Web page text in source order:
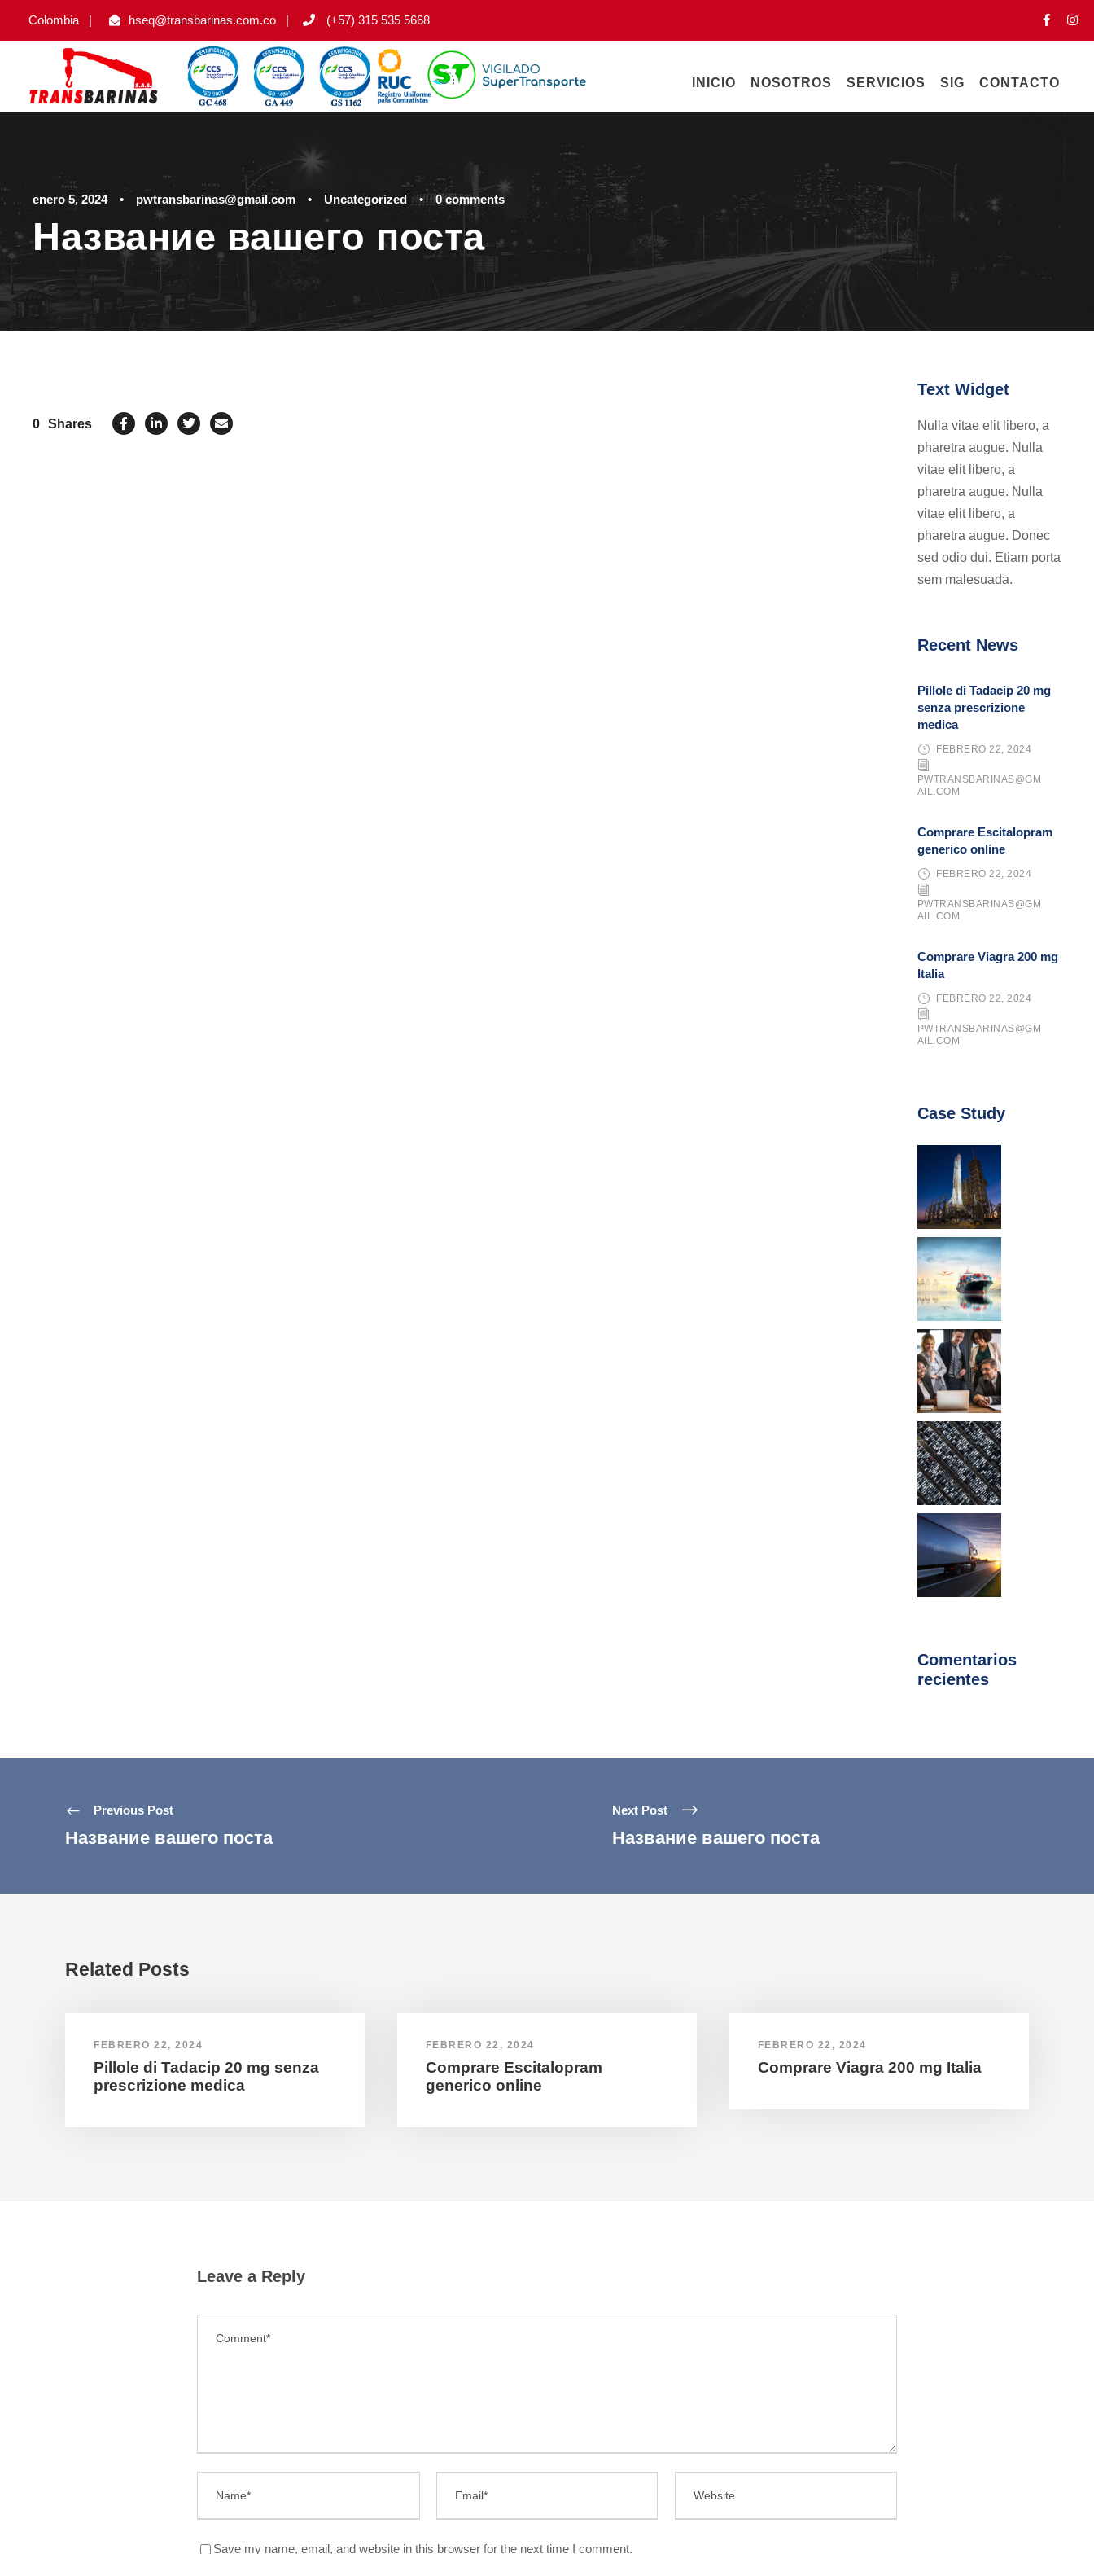
Colombia | hseq@transbarinas.com.co | (+57) 315 535 5668
INICIO NOSOTROS SERVICIOS SIG CONTACTO
enero 5, 2024 • pwtransbarinas@gmail.com • Uncategorized • 0 comments
Название вашего поста
0 Shares
Text Widget
Nulla vitae elit libero, a
pharetra augue. Nulla
vitae elit libero, a
pharetra augue. Nulla
vitae elit libero, a
pharetra augue. Donec
sed odio dui. Etiam porta
sem malesuada.
Recent News
Pillole di Tadacip 20 mg
senza prescrizione
medica
FEBRERO 22, 2024
PWTRANSBARINAS@GM
AIL.COM
Comprare Escitalopram
generico online
FEBRERO 22, 2024
PWTRANSBARINAS@GM
AIL.COM
Comprare Viagra 200 mg
Italia
FEBRERO 22, 2024
PWTRANSBARINAS@GM
AIL.COM
Case Study
Comentarios
recientes
Previous Post
Название вашего поста
Next Post
Название вашего поста
Related Posts
FEBRERO 22, 2024
Pillole di Tadacip 20 mg senza
prescrizione medica
FEBRERO 22, 2024
Comprare Escitalopram
generico online
FEBRERO 22, 2024
Comprare Viagra 200 mg Italia
Leave a Reply
Save my name, email, and website in this browser for the next time I comment.